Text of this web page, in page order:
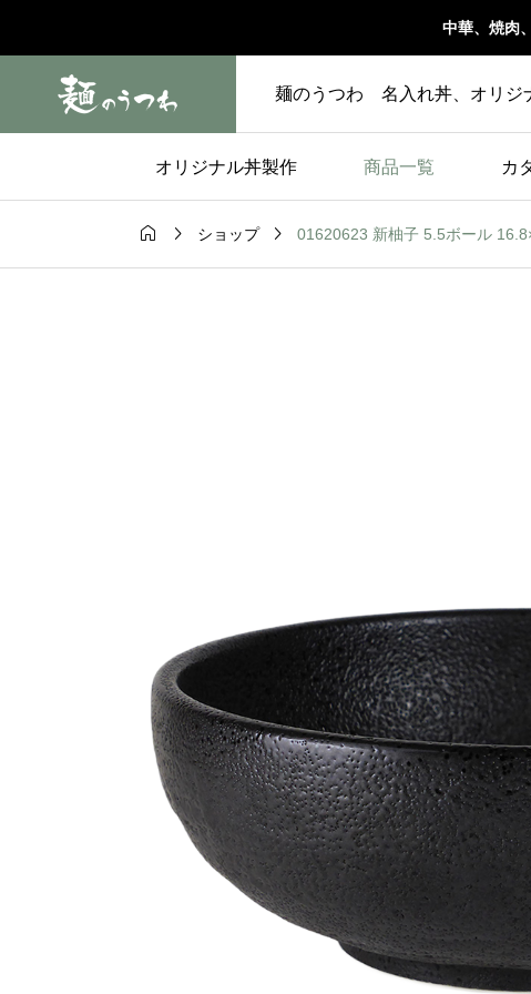
中華、焼肉
麺のうつわ 名入れ丼、オリジ
オリジナル丼製作 商品一覧 カ
  ショップ  01620623 新柚子 5.5ボール